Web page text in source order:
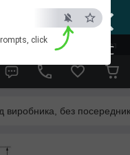
×
ESC
click
зв'язок на viber
виробника, без